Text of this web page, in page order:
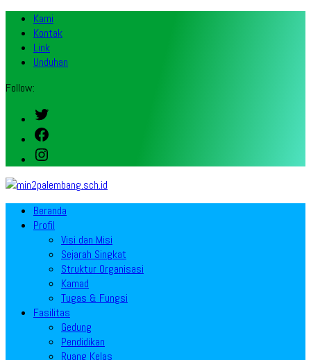
Kami
Kontak
Link
Unduhan
Follow:
Twitter
Facebook
Instagram
Beranda
Profil
Visi dan Misi
Sejarah Singkat
Struktur Organisasi
Kamad
Tugas & Fungsi
Fasilitas
Gedung
Pendidikan
Ruang Kelas